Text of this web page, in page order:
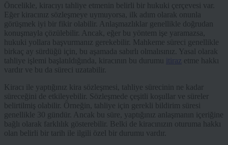
Öncelikle, kiracıyı tahliye etmenin belirli bir hukuki çerçevesi var.
Eğer kiracınız sözleşmeye uymuyorsa, ilk adım olarak onunla
görüşmek iyi bir fikir olabilir. Anlaşmazlıklar genellikle doğrudan
konuşmayla çözülebilir. Ancak, eğer bu yöntem işe yaramazsa,
hukuki yollara başvurmanız gerekebilir. Mahkeme süreci genellikle
birkaç ay sürdüğü için, bu aşamada sabırlı olmalısınız. Yasal olarak
tahliye işlemi başlatıldığında, kiracının bu durumu
itiraz etme hakkı
vardır ve bu da süreci uzatabilir.
Kiracı ile yaptığınız kira sözleşmesi, tahliye sürecinin ne kadar
süreceğini de etkileyebilir. Sözleşmede çeşitli koşullar ve süreler
belirtilmiş olabilir. Örneğin, tahliye için gerekli bildirim süresi
genellikle 30 gündür. Ancak bu süre, yaptığınız anlaşmanın içeriğine
bağlı olarak farklılık gösterebilir. Belki de kiracınızın oturuma hakkı
olan belirli bir tarih ile ilgili özel bir durumu vardır.